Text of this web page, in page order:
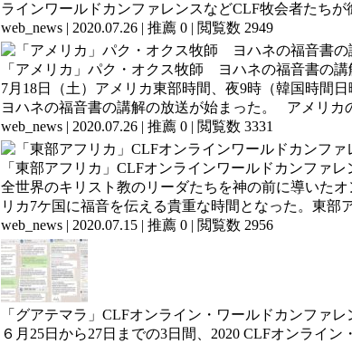
ラインワールドカンファレンスなどCLF牧会者たちが
web_news | 2020.07.26 | 推薦 0 | 閲覧数 2949
「アメリカ」パク・オクス牧師 ヨハネの福音書の
7月18日（土）アメリカ東部時間、夜9時（韓国時間
ヨハネの福音書の講解の放送が始まった。 アメリカ
web_news | 2020.07.26 | 推薦 0 | 閲覧数 3331
「東部アフリカ」CLFオンラインワールドカンファ
全世界のキリスト教のリーダたちを神の前に導いた
リカ7ケ国に福音を伝える貴重な時間となった。東部
web_news | 2020.07.15 | 推薦 0 | 閲覧数 2956
「グアテマラ」CLFオンライン・ワールドカンファ
６月25日から27日までの3日間、2020 CLFオンライ